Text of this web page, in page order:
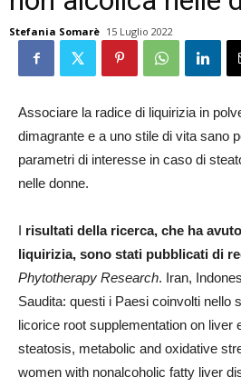
Stefania Somarè 15 Luglio 2022
Associare la radice di liquirizia in
dimagrante e a uno stile di vita sano
parametri di interesse in caso di
nelle donne.
I risultati della ricerca, che ha
liquirizia, sono stati pubblicati di
Phytotherapy Research. Iran,
Saudita: questi i Paesi coinvolti nello
licorice root supplementation on liver
steatosis, metabolic and oxidative
women with nonalcoholic fatty liver